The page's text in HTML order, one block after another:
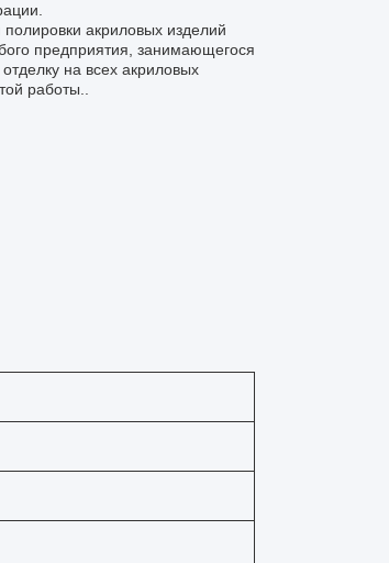
акриловых изделий
предприятия, занимающегося
на всех акриловых
работы..